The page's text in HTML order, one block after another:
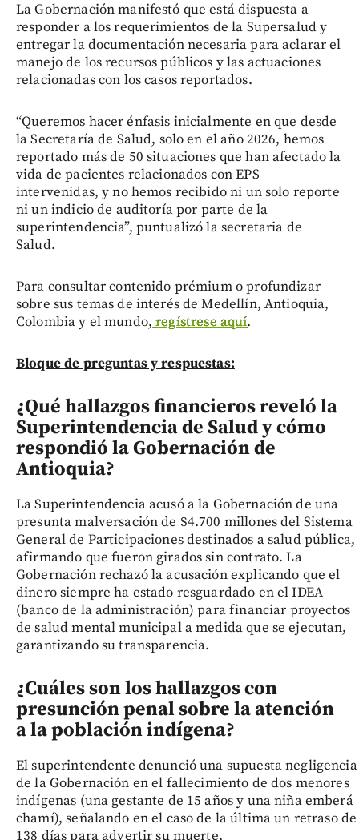
La Gobernación manifestó que está dispuesta a
responder a los requerimientos de la Supersalud y
entregar la documentación necesaria para aclarar el
manejo de los recursos públicos y las actuaciones
relacionadas con los casos reportados.
“Queremos hacer énfasis inicialmente en que desde
la Secretaría de Salud, solo en el año 2026, hemos
reportado más de 50 situaciones que han afectado la
vida de pacientes relacionados con EPS
intervenidas, y no hemos recibido ni un solo reporte
ni un indicio de auditoría por parte de la
superintendencia”, puntualizó la secretaria de
Salud.
Para consultar contenido prémium o profundizar
sobre sus temas de interés de Medellín, Antioquia,
Colombia y el mundo, regístrese aquí.
Bloque de preguntas y respuestas:
¿Qué hallazgos financieros reveló la
Superintendencia de Salud y cómo
respondió la Gobernación de
Antioquia?
La Superintendencia acusó a la Gobernación de una
presunta malversación de $4.700 millones del Sistema
General de Participaciones destinados a salud pública,
afirmando que fueron girados sin contrato. La
Gobernación rechazó la acusación explicando que el
dinero siempre ha estado resguardado en el IDEA
(banco de la administración) para financiar proyectos
de salud mental municipal a medida que se ejecutan,
garantizando su transparencia.
¿Cuáles son los hallazgos con
presunción penal sobre la atención
a la población indígena?
El superintendente denunció una supuesta negligencia
de la Gobernación en el fallecimiento de dos menores
indígenas (una gestante de 15 años y una niña emberá
chamí), señalando en el caso de la última un retraso de
138 días para advertir su muerte.